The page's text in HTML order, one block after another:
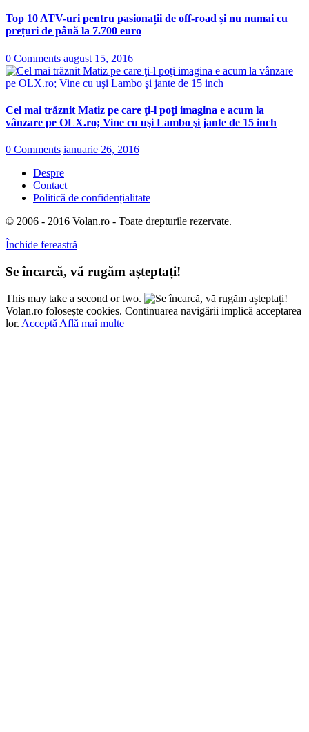
Top 10 ATV-uri pentru pasionații de off-road și nu numai cu
prețuri de până la 7.700 euro
0 Comments august 15, 2016
Cel mai trăznit Matiz pe care ţi-l poţi imagina e acum la
vânzare pe OLX.ro; Vine cu uşi Lambo şi jante de 15 inch
0 Comments ianuarie 26, 2016
Despre
Contact
Politică de confidențialitate
© 2006 - 2016 Volan.ro - Toate drepturile rezervate.
Închide fereastră
Se încarcă, vă rugăm așteptați!
This may take a second or two.
Volan.ro folosește cookies. Continuarea navigării implică acceptarea
lor. Acceptă Află mai multe